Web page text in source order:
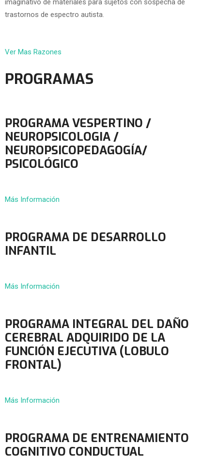
imaginativo de materiales para sujetos con sospecha de
trastornos de espectro autista.
Ver Mas Razones
PROGRAMAS
PROGRAMA VESPERTINO /
NEUROPSICOLOGIA /
NEUROPSICOPEDAGOGÍA/
PSICOLÓGICO
Más Información
PROGRAMA DE DESARROLLO
INFANTIL
Más Información
PROGRAMA INTEGRAL DEL DAÑO
CEREBRAL ADQUIRIDO DE LA
FUNCIÓN EJECUTIVA (LOBULO
FRONTAL)
Más Información
PROGRAMA DE ENTRENAMIENTO
COGNITIVO CONDUCTUAL